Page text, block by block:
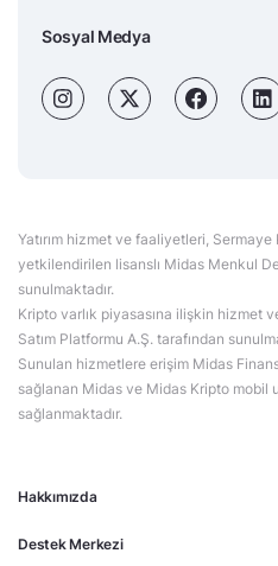
Hakkımızda
Destek Merkezi
Sosyal Medya
Yatırım hizmet ve faaliyetleri, Sermaye
yetkilendirilen lisanslı Midas Menkul
sunulmaktadır.
Kripto varlık piyasasına ilişkin hizmet
Satım Platformu A.Ş. tarafından
Sunulan hizmetlere erişim Midas
sağlanan Midas ve Midas Kripto mobil
sağlanmaktadır.